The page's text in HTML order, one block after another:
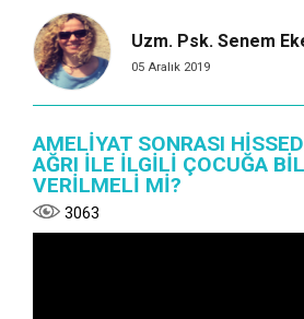
Uzm. Psk. Senem
05 Aralık 2019
AMELİYAT SONRASI
AĞRI İLE İLGİLİ ÇOCUĞA
VERİLMELİ Mİ?
3063